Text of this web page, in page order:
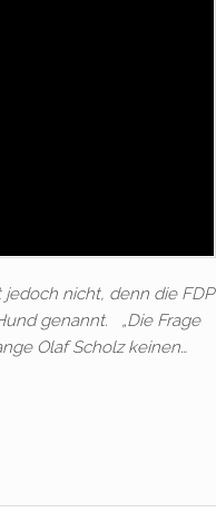
nicht, denn die FDP
genannt. „Die Frage
Olaf Scholz keinen…